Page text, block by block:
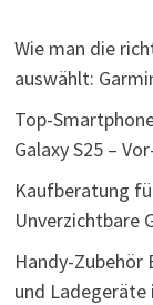
Wie man die
auswählt:
Top-
Galaxy S25 –
Kaufberatung
Unverzichtbare
Handy-Zubehör
und Ladegeräte